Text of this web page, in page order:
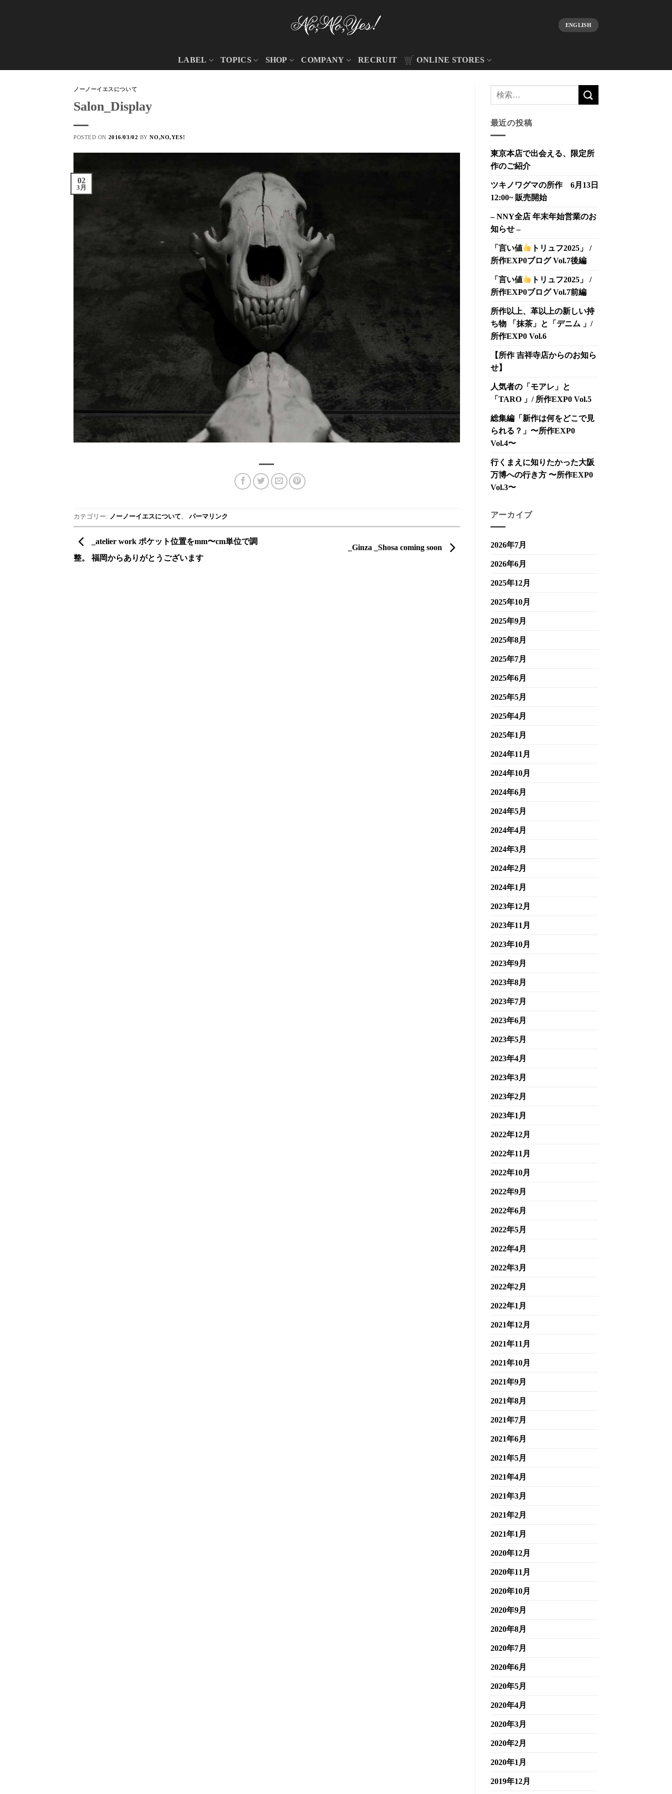
ENGLISH
LABEL TOPICS SHOP COMPANY RECRUIT ONLINE STORES
ノーノーイエスについて
Salon_Display
POSTED ON 2016/03/02 BYNO,NO,YES!
02
3月
カテゴリー: ノーノーイエスについて。 パーマリンク
_atelier work ポケット位置をmm〜cm単位で調
整。 福岡からありがとうございます
_Ginza _Shosa coming soon
最近の投稿
東京本店で出会える、限定所
作のご紹介
ツキノワグマの所作 6月13日
12:00~ 販売開始
– NNY全店 年末年始営業のお
知らせ –
「言い値
トリュフ2025」 /
所作EXP0ブログ Vol.7後編
「言い値
トリュフ2025」 /
所作EXP0ブログ Vol.7前編
所作以上、革以上の新しい持
ち物 「抹茶」と「デニム 」/
所作EXP0 Vol.6
【所作 吉祥寺店からのお知ら
せ】
人気者の「モアレ」と
「TARO 」/ 所作EXP0 Vol.5
総集編「新作は何をどこで見
られる？」〜所作EXP0
Vol.4〜
行くまえに知りたかった大阪
万博への行き方 〜所作EXP0
Vol.3〜
アーカイブ
2026年7月
2026年6月
2025年12月
2025年10月
2025年9月
2025年8月
2025年7月
2025年6月
2025年5月
2025年4月
2025年1月
2024年11月
2024年10月
2024年6月
2024年5月
2024年4月
2024年3月
2024年2月
2024年1月
2023年12月
2023年11月
2023年10月
2023年9月
2023年8月
2023年7月
2023年6月
2023年5月
2023年4月
2023年3月
2023年2月
2023年1月
2022年12月
2022年11月
2022年10月
2022年9月
2022年6月
2022年5月
2022年4月
2022年3月
2022年2月
2022年1月
2021年12月
2021年11月
2021年10月
2021年9月
2021年8月
2021年7月
2021年6月
2021年5月
2021年4月
2021年3月
2021年2月
2021年1月
2020年12月
2020年11月
2020年10月
2020年9月
2020年8月
2020年7月
2020年6月
2020年5月
2020年4月
2020年3月
2020年2月
2020年1月
2019年12月